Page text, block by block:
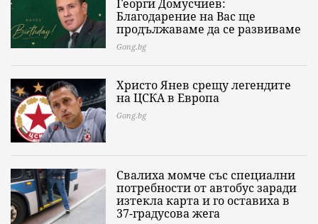
Георги Домусчиев:
Благодарение на Вас ще
продължаваме да се развиваме
Gong.bg
Христо Янев срещу легендите
на ЦСКА в Европа
Gong.bg
Свалиха момче със специални
потребности от автобус заради
изтекла карта и го оставиха в
37-градусова жега